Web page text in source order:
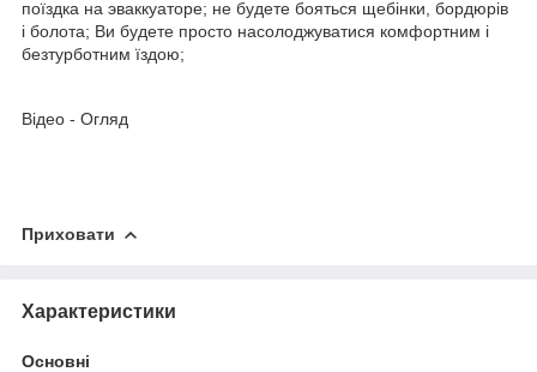
поїздка на эваккуаторе; не будете бояться щебінки, бордюрів
і болота; Ви будете просто насолоджуватися комфортним і
безтурботним їздою;
Відео - Огляд
Приховати
Характеристики
Основні